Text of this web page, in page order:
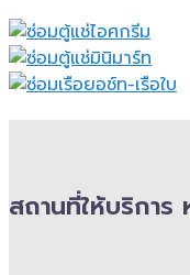
สถานที่ให้บริการ